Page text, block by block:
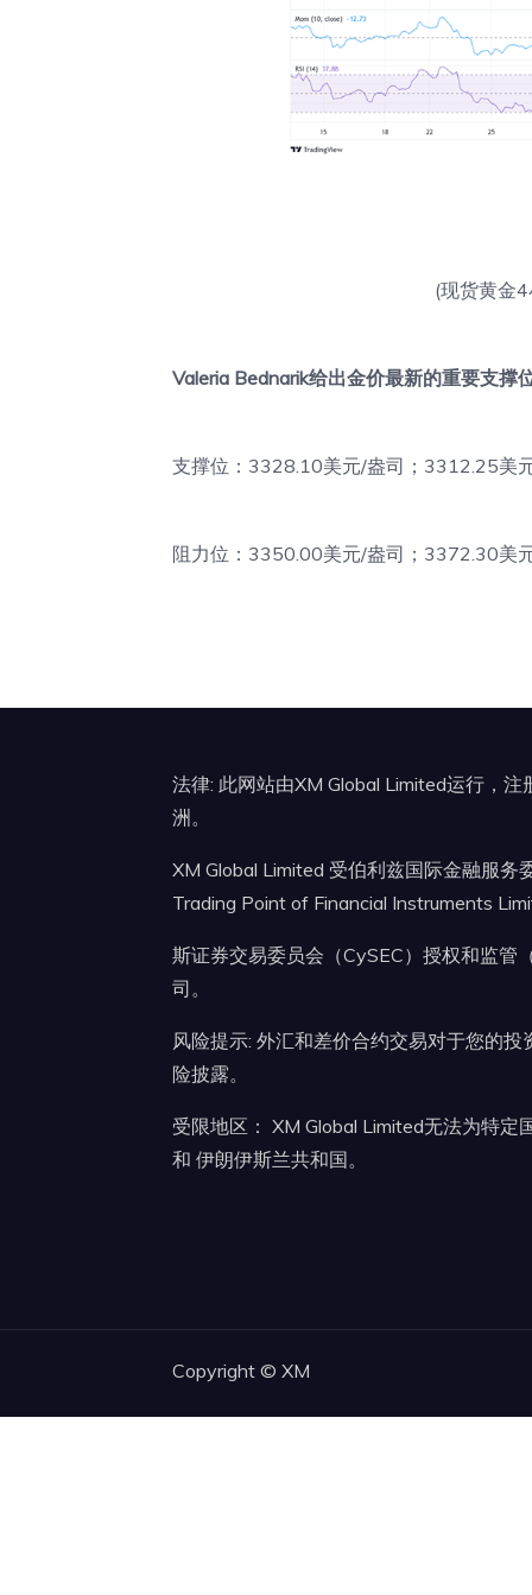
(现货黄金
Valeria Bednarik给出金价最新的重要支撑
支撑位：3328.10美元/盎司；3312.25美
阻力位：3350.00美元/盎司；3372.30美
法律: 此网站由XM Global Limited运行，
洲。
XM Global Limited 受伯利兹国际金融服
Trading Point of Financial Instruments
斯证券交易委员会（CySEC）授权和监管
司。
风险提示: 外汇和差价合约交易对于您的
险披露。
受限地区： XM Global Limited无法为特
和 伊朗伊斯兰共和国。
Copyright © XM